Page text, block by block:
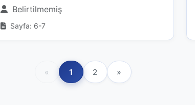
Belirtilmemiş
Sayfa: 6-7
« 1 2 »